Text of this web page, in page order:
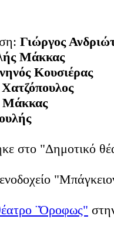
Γιώργος
Μάκκας
Κουσιέρας
Μάκκας
στο "Δημοτικό
¨Όροφως"